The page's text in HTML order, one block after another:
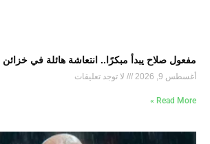
مفعول صلاح يبدأ مبكرًا.. انتعاشة هائلة في
أغسطس 9, 2026 لا توجد تعليقات
Read More »